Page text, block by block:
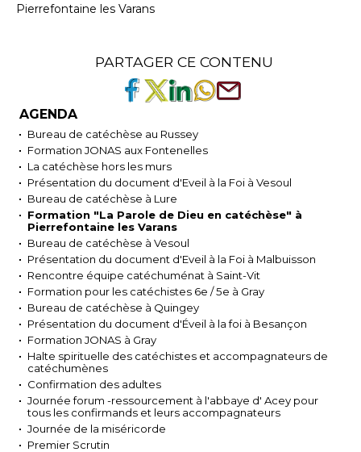
Pierrefontaine les Varans
PARTAGER CE CONTENU
AGENDA
Bureau de catéchèse au Russey
Formation JONAS aux Fontenelles
La catéchèse hors les murs
Présentation du document d'Eveil à la Foi à Vesoul
Bureau de catéchèse à Lure
Formation "La Parole de Dieu en catéchèse" à
Pierrefontaine les Varans
Bureau de catéchèse à Vesoul
Présentation du document d'Eveil à la Foi à Malbuisson
Rencontre équipe catéchuménat à Saint-Vit
Formation pour les catéchistes 6e / 5e à Gray
Bureau de catéchèse à Quingey
Présentation du document d'Éveil à la foi à Besançon
Formation JONAS à Gray
Halte spirituelle des catéchistes et accompagnateurs de
catéchumènes
Confirmation des adultes
Journée forum -ressourcement à l'abbaye d' Acey pour
tous les confirmands et leurs accompagnateurs
Journée de la miséricorde
Premier Scrutin